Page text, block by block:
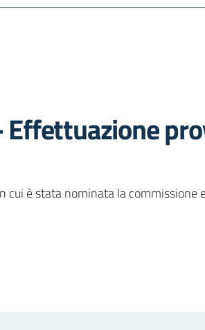
è stata nominata la